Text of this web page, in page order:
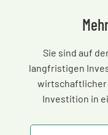
Sie sind auf
langfristigen
wirtschaftlicher
Investition in